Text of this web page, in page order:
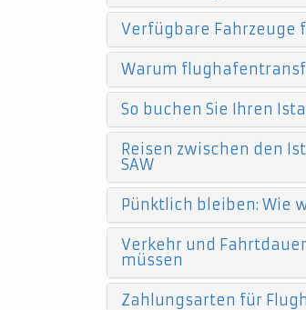
Verfügbare Fahrzeuge
Warum
So buchen Sie Ihren
Reisen zwischen den
SAW
Pünktlich bleiben: Wie
Verkehr und
müssen
Zahlungsarten für